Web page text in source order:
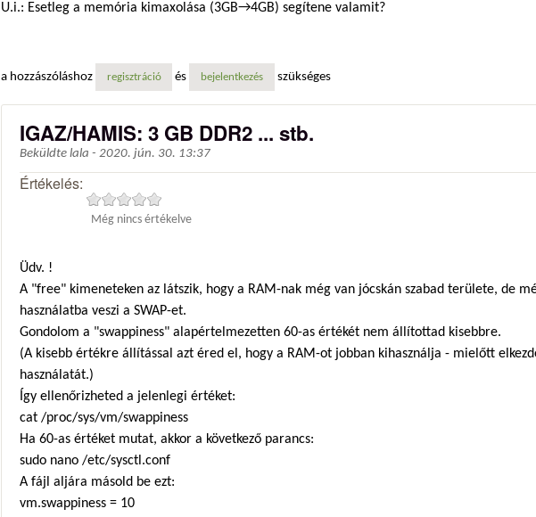
U.i.: Esetleg a memória kimaxolása (3GB→4GB) segítene valamit?
a hozzászóláshoz regisztráció és bejelentkezés szükséges
IGAZ/HAMIS: 3 GB DDR2 ... stb.
Beküldte lala - 2020. jún. 30. 13:37
Értékelés:
Még nincs értékelve
Üdv. !
A "free" kimeneteken az látszik, hogy a RAM-nak még van jócskán szabad területe, de
használatba veszi a SWAP-et.
Gondolom a "swappiness" alapértelmezetten 60-as értékét nem állítottad kisebbre.
(A kisebb értékre állítással azt éred el, hogy a RAM-ot jobban kihasználja - mielőtt
használatát.)
Így ellenőrizheted a jelenlegi értéket:
cat /proc/sys/vm/swappiness
Ha 60-as értéket mutat, akkor a következő parancs:
sudo nano /etc/sysctl.conf
A fájl aljára másold be ezt:
vm.swappiness = 10